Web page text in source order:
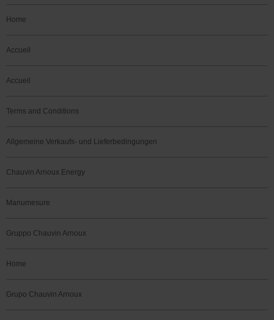
Home
Accueil
Accueil
Terms and Conditions
Allgemeine Verkaufs- und Lieferbedingungen
Chauvin Arnoux Energy
Manumesure
Gruppo Chauvin Arnoux
Home
Grupo Chauvin Arnoux